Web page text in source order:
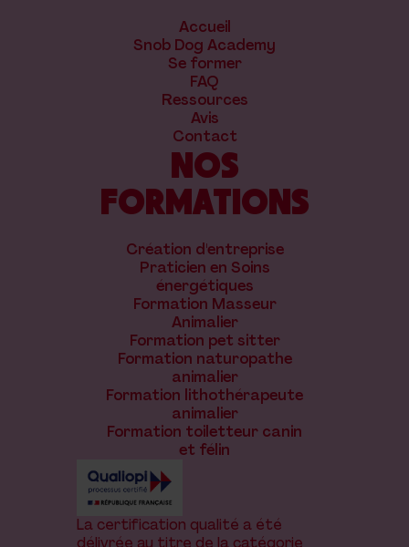
Accueil
Snob Dog Academy
Se former
FAQ
Ressources
Avis
Contact
NOS
FORMATIONS
Création d'entreprise
Praticien en Soins
énergétiques
Formation Masseur
Animalier
Formation pet sitter
Formation naturopathe
animalier
Formation lithothérapeute
animalier
Formation toiletteur canin
et félin
La certification qualité a été
délivrée au titre de la catégorie